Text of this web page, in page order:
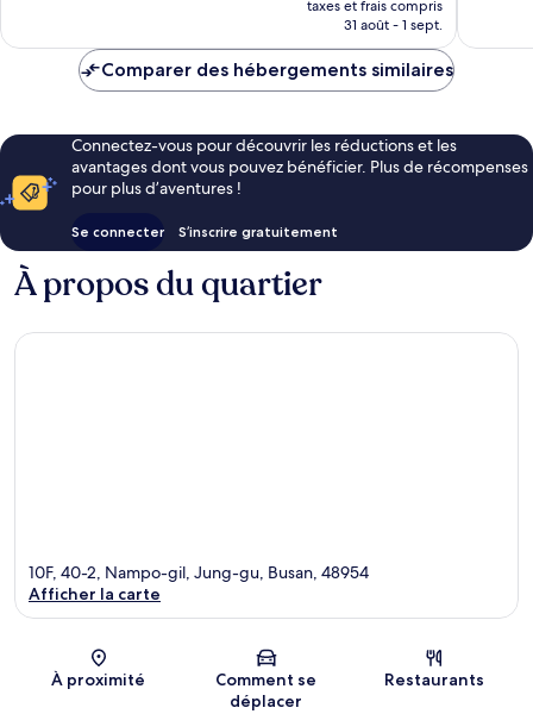
prix
de
taxes et frais compris
31 août - 1 sept.
Comparer des hébergements similaires
Connectez-vous pour découvrir les réductions et les
avantages dont vous pouvez bénéficier. Plus de récompenses
pour plus d’aventures !
Se connecter S’inscrire gratuitement
À propos du quartier
Carte
10F, 40-2, Nampo-gil, Jung-gu, Busan, 48954
Afficher la carte
À proximité
Comment se
déplacer
Restaurants